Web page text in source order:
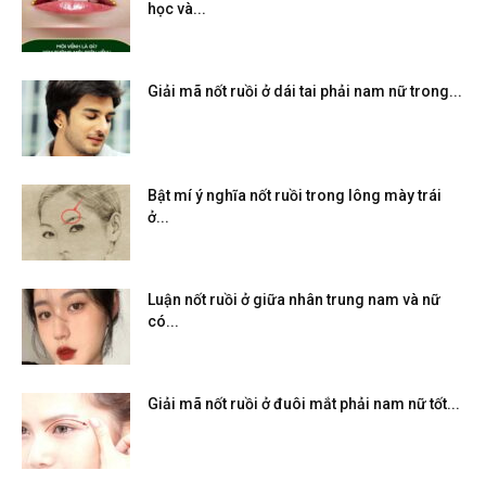
học và...
Giải mã nốt ruồi ở dái tai phải nam nữ trong...
Bật mí ý nghĩa nốt ruồi trong lông mày trái
ở...
Luận nốt ruồi ở giữa nhân trung nam và nữ
có...
Giải mã nốt ruồi ở đuôi mắt phải nam nữ tốt...